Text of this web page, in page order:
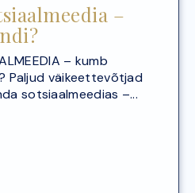
–
– kumb
Paljud väikeettevõtjad
sotsiaalmeedias –...